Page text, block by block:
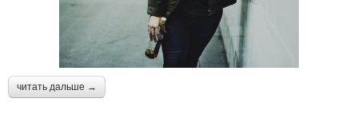
читать дальше →